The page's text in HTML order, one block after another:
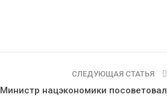
СЛЕДУЮЩАЯ СТАТЬЯ
Министр нацэкономики посоветовал